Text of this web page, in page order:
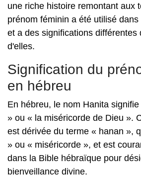
une riche histoire remontant aux
prénom féminin a été utilisé
et a des significations différentes
d'elles.
Signification du
en hébreu
En hébreu, le nom Hanita
» ou « la miséricorde de Dieu ».
est dérivée du terme « hanan »,
» ou « miséricorde », et est
dans la Bible hébraïque pour
bienveillance divine.